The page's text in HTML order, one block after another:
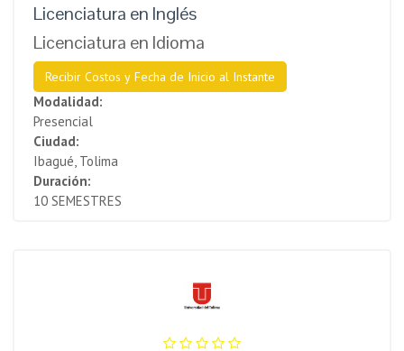
Licenciatura en Inglés
Licenciatura en Idioma
Recibir Costos y Fecha de Inicio al Instante
Modalidad:
Presencial
Ciudad:
Ibagué, Tolima
Duración:
10 SEMESTRES